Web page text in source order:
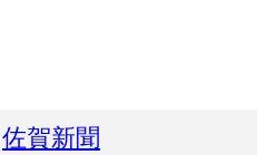
佐賀新聞